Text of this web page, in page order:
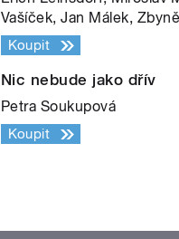
Vašíček, Jan Málek,
Koupit
Nic nebude jako dřív
Petra Soukupová
Koupit